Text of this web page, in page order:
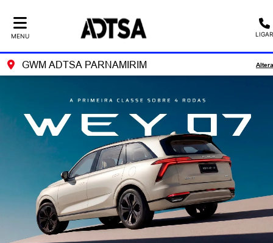
MENU LIGAR
GWM ADTSA PARNAMIRIM